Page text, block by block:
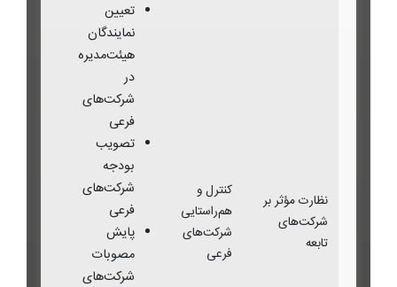
نظارت مؤثر بر
شرکت‌های
تابعه
کنترل و
هم‌راستایی
شرکت‌های
فرعی
تعیین
نمایندگان
هیئت‌مدیره
در
شرکت‌های
فرعی
تصویب
بودجه
شرکت‌های
فرعی
پایش
مصوبات
شرکت‌های